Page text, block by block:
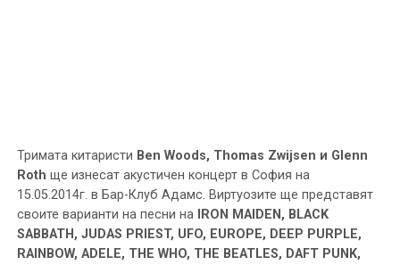
Тримата китаристи Ben Woods, Thomas Zwijsen и Glenn
Roth ще изнесат акустичен концерт в София на
15.05.2014г. в Бар-Клуб Адамс. Виртуозите ще представят
своите варианти на песни на
IRON MAIDEN, BLACK
SABBATH, JUDAS PRIEST, UFO, EUROPE, DEEP PURPLE,
RAINBOW, ADELE, THE WHO, THE BEATLES, DAFT PUNK,